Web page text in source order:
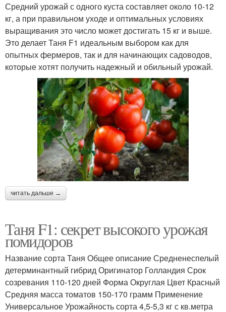
Средний урожай с одного куста составляет около 10-12
кг, а при правильном уходе и оптимальных условиях
выращивания это число может достигать 15 кг и выше.
Это делает Таня F1 идеальным выбором как для
опытных фермеров, так и для начинающих садоводов,
которые хотят получить надежный и обильный урожай.
читать дальше →
Таня F1: секрет высокого урожая
помидоров
Название сорта Таня Общее описание Средненеспелый
детерминантный гибрид Оригинатор Голландия Срок
созревания 110-120 дней Форма Округлая Цвет Красный
Средняя масса томатов 150-170 грамм Применение
Универсальное Урожайность сорта 4,5-5,3 кг с кв.метра